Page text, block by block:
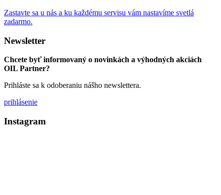
Zastavte sa u nás a ku každému servisu vám nastavíme svetlá
zadarmo.
Newsletter
Chcete byť informovaný o novinkách a výhodných akciách
OIL Partner?
Prihláste sa k odoberaniu nášho newslettera.
prihlásenie
Instagram